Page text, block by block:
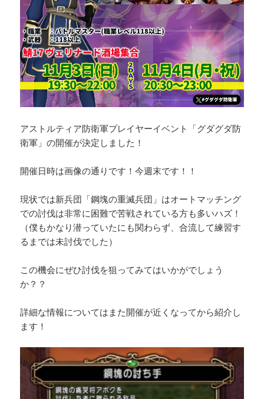
アストルティア防衛軍プレイヤーイベント「グダグダ防
衛軍」の開催が決定しました！
開催日時は画像の通りです！今週末です！！
現状では新兵団「鋼塊の重滅兵団」はオートマッチング
での討伐は非常に困難で苦戦されている方も多いハズ！
（僕もかなり潜っていたにも関わらず、合流して練習す
るまでは未討伐でした）
この機会にぜひ討伐を狙ってみてはいかがでしょう
か？？
詳細な情報についてはまた開催が近くなってから紹介し
ます！